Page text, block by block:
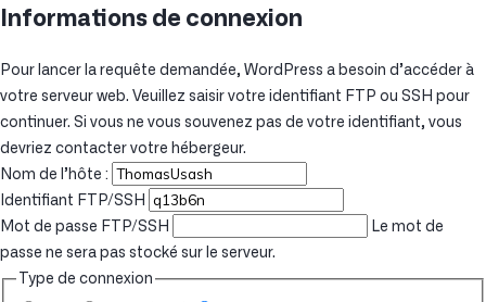
Informations de connexion
Pour lancer la requête demandée, WordPress a besoin d’accéder à
votre serveur web. Veuillez saisir votre identifiant FTP ou SSH pour
continuer. Si vous ne vous souvenez pas de votre identifiant, vous
devriez contacter votre hébergeur.
Nom de l’hôte :
Identifiant FTP/SSH
Mot de passe FTP/SSH
Le mot de
passe ne sera pas stocké sur le serveur.
Type de connexion